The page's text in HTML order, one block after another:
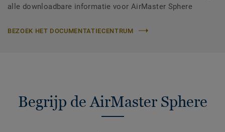
alle downloadbare informatie voor AirMaster Sphere
BEZOEK HET DOCUMENTATIECENTRUM
Begrijp de AirMaster Sphere